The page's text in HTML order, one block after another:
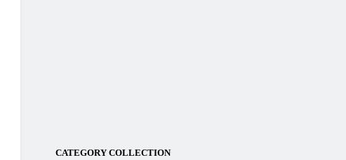
CATEGORY COLLECTION